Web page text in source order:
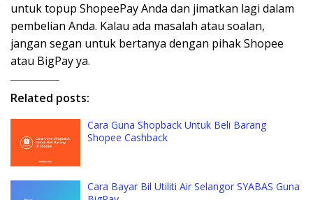
untuk topup ShopeePay Anda dan jimatkan lagi dalam
pembelian Anda. Kalau ada masalah atau soalan,
jangan segan untuk bertanya dengan pihak Shopee
atau BigPay ya.
Related posts:
Cara Guna Shopback Untuk Beli Barang
Shopee Cashback
Cara Bayar Bil Utiliti Air Selangor SYABAS Guna